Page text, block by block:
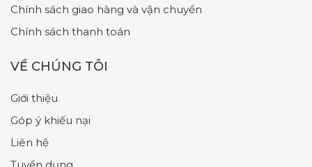
Chính sách giao hàng và vận chuyển
Chính sách thanh toán
VỀ CHÚNG TÔI
Giới thiệu
Góp ý khiếu nại
Liên hệ